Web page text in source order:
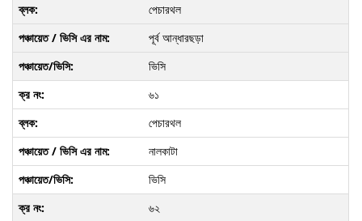
পেচারথল
পূর্ব আন্ধারছড়া
ভিসি
৬১
পেচারথল
নালকাটা
ভিসি
৬২